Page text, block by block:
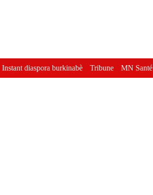
Instant diaspora burkinabè Tribune MN Santé